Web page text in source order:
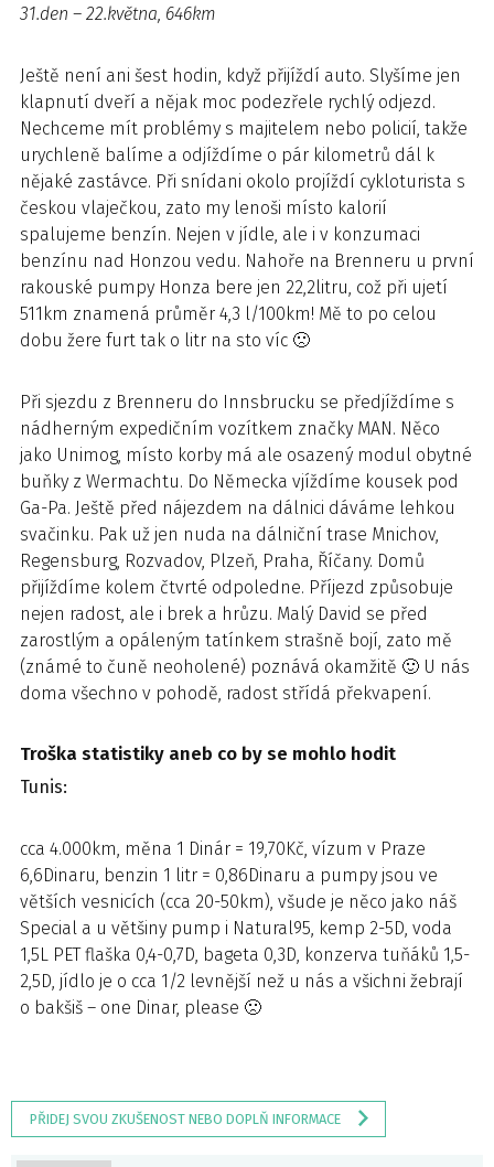
31.den – 22.května, 646km
Ještě není ani šest hodin, když přijíždí auto. Slyšíme jen
klapnutí dveří a nějak moc podezřele rychlý odjezd.
Nechceme mít problémy s majitelem nebo policií, takže
urychleně balíme a odjíždíme o pár kilometrů dál k
nějaké zastávce. Při snídani okolo projíždí cykloturista s
českou vlaječkou, zato my lenoši místo kalorií
spalujeme benzín. Nejen v jídle, ale i v konzumaci
benzínu nad Honzou vedu. Nahoře na Brenneru u první
rakouské pumpy Honza bere jen 22,2litru, což při ujetí
511km znamená průměr 4,3 l/100km! Mě to po celou
dobu žere furt tak o litr na sto víc 🙁
Při sjezdu z Brenneru do Innsbrucku se předjíždíme s
nádherným expedičním vozítkem značky MAN. Něco
jako Unimog, místo korby má ale osazený modul obytné
buňky z Wermachtu. Do Německa vjíždíme kousek pod
Ga-Pa. Ještě před nájezdem na dálnici dáváme lehkou
svačinku. Pak už jen nuda na dálniční trase Mnichov,
Regensburg, Rozvadov, Plzeň, Praha, Říčany. Domů
přijíždíme kolem čtvrté odpoledne. Příjezd způsobuje
nejen radost, ale i brek a hrůzu. Malý David se před
zarostlým a opáleným tatínkem strašně bojí, zato mě
(známé to čuně neoholené) poznává okamžitě 🙂 U nás
doma všechno v pohodě, radost střídá překvapení.
Troška statistiky aneb co by se mohlo hodit
Tunis:
cca 4.000km, měna 1 Dinár = 19,70Kč, vízum v Praze
6,6Dinaru, benzin 1 litr = 0,86Dinaru a pumpy jsou ve
větších vesnicích (cca 20-50km), všude je něco jako náš
Special a u většiny pump i Natural95, kemp 2-5D, voda
1,5L PET flaška 0,4-0,7D, bageta 0,3D, konzerva tuňáků 1,5-
2,5D, jídlo je o cca 1/2 levnější než u nás a všichni žebrají
o bakšiš – one Dinar, please 🙁
PŘIDEJ SVOU ZKUŠENOST NEBO DOPLŇ INFORMACE